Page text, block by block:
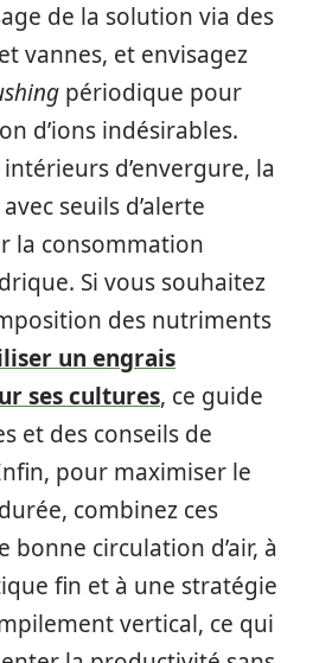
de la solution via des
vannes, et envisagez
périodique pour
d’ions indésirables.
d’envergure, la
seuils d’alerte
la consommation
Si vous souhaitez
des nutriments
un engrais
ses cultures, ce guide
et des conseils de
pour maximiser le
combinez ces
bonne circulation d’air, à
fin et à une stratégie
vertical, ce qui